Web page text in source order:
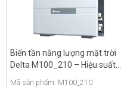
Biến tần năng lượng mặt trời
Delta M100_210 – Hiệu suất
99%, công suất 100 kW
Mã sản phẩm: M100_210